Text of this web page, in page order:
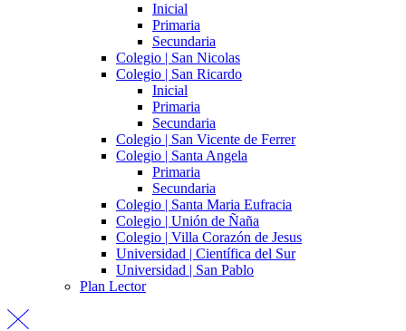
Inicial
Primaria
Secundaria
Colegio | San Nicolas
Colegio | San Ricardo
Inicial
Primaria
Secundaria
Colegio | San Vicente de Ferrer
Colegio | Santa Angela
Primaria
Secundaria
Colegio | Santa Maria Eufracia
Colegio | Unión de Ñaña
Colegio | Villa Corazón de Jesus
Universidad | Científica del Sur
Universidad | San Pablo
Plan Lector